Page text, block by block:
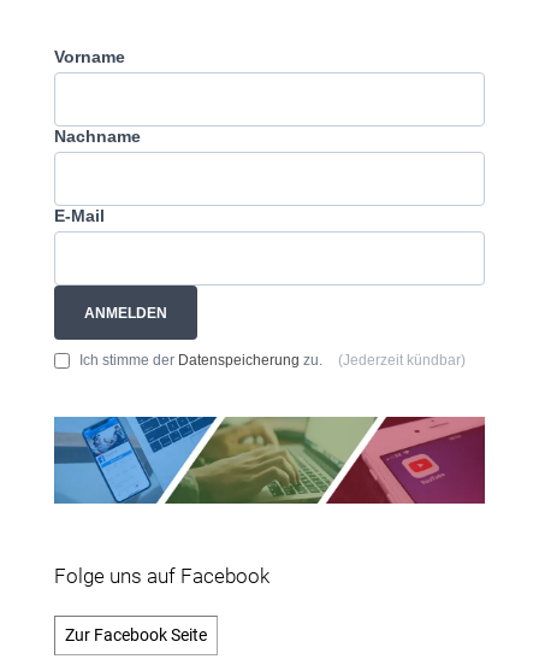
Vorname
Nachname
E-Mail
ANMELDEN
Ich stimme der Datenspeicherung zu. (Jederzeit kündbar)
Folge uns auf Facebook
Zur Facebook Seite